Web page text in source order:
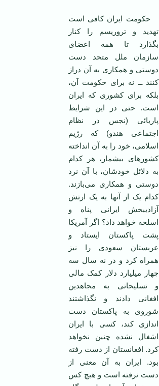
حکومت ایران کافی است
تهدید و تروریسم را کنار
بگذارد تا همه اعضای
سازمان ملل متحد دست
دوستی و همکاری به آن دراز
کنند ــ نه برای حکومت آن،
بلکه برای کشوری که ایران
است. حتی در این شرایط
پاریائی (نجس در نظام
اجتماعی هندو) که رژیم
اسلامی، خود را به آن انداخته
کشورهای بیشمار، هر کدام
به دلائل خودشان، با آن نرد
دوستی و همکاری می‌بازند.
کدام یک از آنها به یک ارتش
آزادیبخش ایرانی پناه و
اسلحه خواهد داد؟ اگر آمریکا
پشت پاکستان ایستاد و
عربستان سعودی را نیز
همراه کرد و در نه سال سه
چهار میلیارد دلار کمک مالی
و تسلیحاتی به مجاهدین
افغانی دادند و نگذاشتند
شوروی به پاکستان دست
اندازی کند، کسی با ایران
اشغال نشده چنین نخواهد
کرد. افغانستان از دست رفته
بود. ایران به آن معنی از
دست نرفته است و هیچ کس